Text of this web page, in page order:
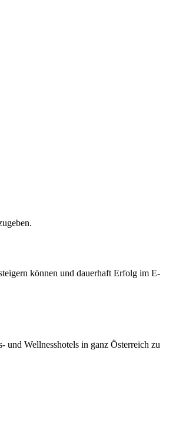
können und dauerhaft Erfolg im E-
Wellnesshotels in ganz Österreich zu